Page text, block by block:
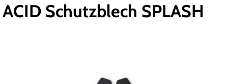
ACID Schutzblech SPLASH